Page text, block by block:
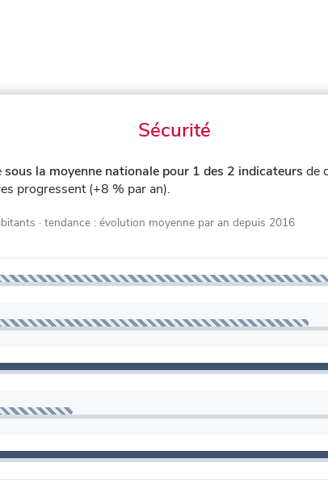
Sécurité
sous la moyenne nationale pour 1 des 2 indicateurs de
progressent (+8 % par an).
· tendance : évolution moyenne par an depuis 2016